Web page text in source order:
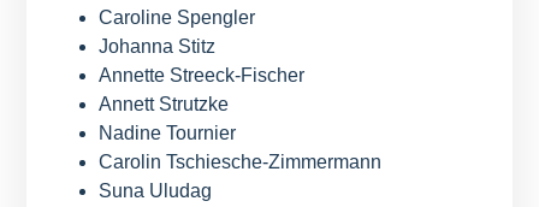
Caroline Spengler
Johanna Stitz
Annette Streeck-Fischer
Annett Strutzke
Nadine Tournier
Carolin Tschiesche-Zimmermann
Suna Uludag